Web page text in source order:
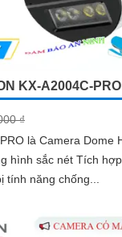
KX-A2004C-
₫
hình sắc nét Tích
bị tính năng chống...